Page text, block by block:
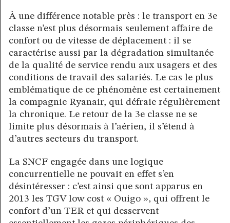
À une différence notable près : le transport en 3e
classe n’est plus désormais seulement affaire de
confort ou de vitesse de déplacement : il se
caractérise aussi par la dégradation simultanée
de la qualité de service rendu aux usagers et des
conditions de travail des salariés. Le cas le plus
emblématique de ce phénomène est certainement
la compagnie Ryanair, qui défraie régulièrement
la chronique. Le retour de la 3e classe ne se
limite plus désormais à l’aérien, il s’étend à
d’autres secteurs du transport.
La SNCF engagée dans une logique
concurrentielle ne pouvait en effet s’en
désintéresser : c’est ainsi que sont apparus en
2013 les TGV low cost « Ouigo », qui offrent le
confort d’un TER et qui desservent